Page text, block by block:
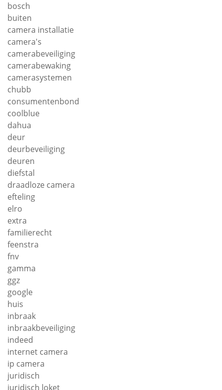
bosch
buiten
camera installatie
camera's
camerabeveiliging
camerabewaking
camerasystemen
chubb
consumentenbond
coolblue
dahua
deur
deurbeveiliging
deuren
diefstal
draadloze camera
efteling
elro
extra
familierecht
feenstra
fnv
gamma
ggz
google
huis
inbraak
inbraakbeveiliging
indeed
internet camera
ip camera
juridisch
juridisch loket